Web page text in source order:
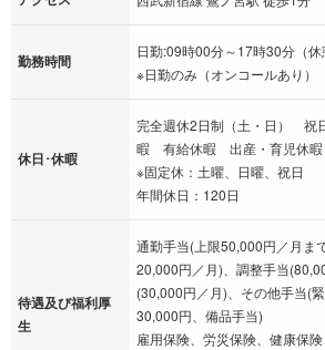
勤務時間
日勤:09時00分～17時30分（休
※日勤のみ（オンコールあり）
休日･休暇
完全週休2日制（土・日）
暇 有給休暇 出産・育児休暇
※固定休：土曜、日曜、祝日
年間休日：120日
待遇及び福利厚
生
通勤手当(上限50,000円／月ま
20,000円／月)、調整手当
(30,000円／月)、その他手当(
30,000円、備品手当)
雇用保険、労災保険、健康保